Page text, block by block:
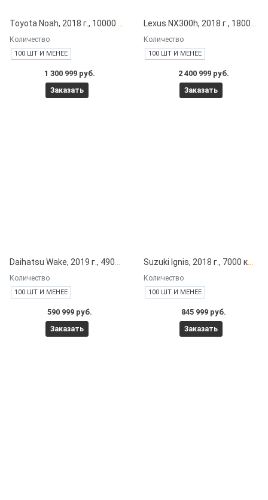
Toyota Noah, 2018 г., 10000 км под заказ с японских автоаукционов
Количество
100 ШТ И МЕНЕЕ
1 300 999 руб.
Заказать
Lexus NX300h, 2018 г., 18000 км под заказ с японских автоаукционов
Количество
100 ШТ И МЕНЕЕ
2 400 999 руб.
Заказать
Количество
100 ШТ И МЕНЕЕ
590 999 руб.
Заказать
Количество
100 ШТ И МЕНЕЕ
845 999 руб.
Заказать